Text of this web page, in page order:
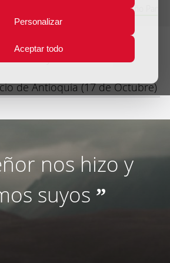
Personalizar
Aceptar todo
semana del Tiempo Ordinario - Año Par
del día y comentario
de Antioquía (17 de Octubre)
nos hizo y
suyos ”